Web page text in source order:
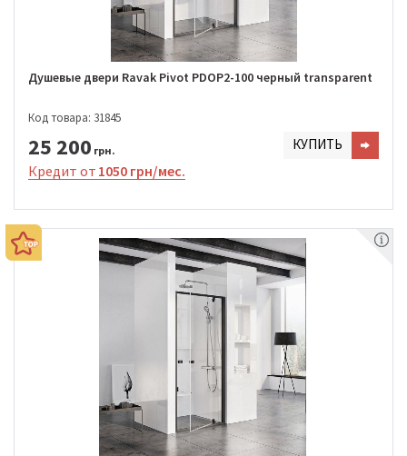
Душевые двери Ravak Pivot PDOP2-100 черный transparent
Код товара: 31845
25 200 грн. КУПИТЬ
Кредит от 1050 грн/мес.